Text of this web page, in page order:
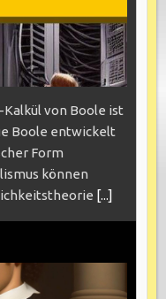
Kalkül von Boole ist
Boole entwickelt
Form
können
[...]